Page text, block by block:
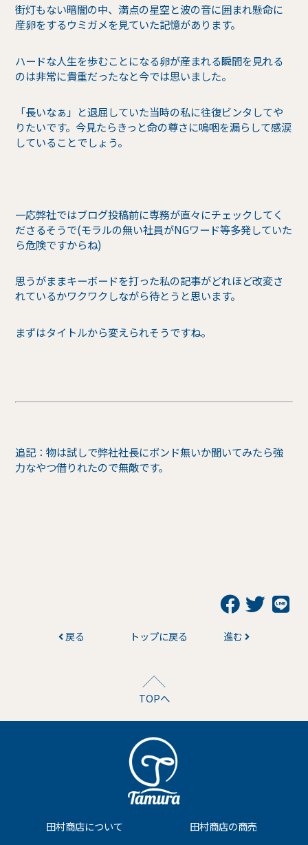
街灯もない暗闇の中、満点の星空と波の音に囲まれ懸命に
産卵をするウミガメを見ていた記憶があります。
ハードな人生を歩むことになる卵が産まれる瞬間を見れる
のは非常に貴重だったなと今では思いました。
「長いなぁ」と退屈していた当時の私に往復ビンタしてや
りたいです。今見たらきっと命の尊さに嗚咽を漏らして感涙
していることでしょう。
一応弊社ではブログ投稿前に専務が直々にチェックしてく
ださるそうで(モラルの無い社員がNGワード等多発していた
ら危険ですからね)
思うがままキーボードを打った私の記事がどれほど改変さ
れているかワクワクしながら待とうと思います。
まずはタイトルから変えられそうですね。
追記：物は試しで弊社社長にボンド無いか聞いてみたら強
力なやつ借りれたので無敵です。
戻る トップに戻る 進む
TOPへ
田村商店について 田村商店の商売